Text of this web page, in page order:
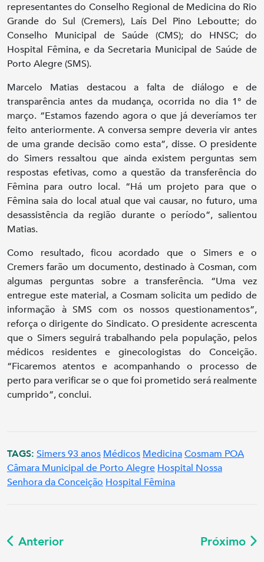
representantes do Conselho Regional de Medicina do Rio
Grande do Sul (Cremers), Laís Del Pino Leboutte; do
Conselho Municipal de Saúde (CMS); do HNSC; do
Hospital Fêmina, e da Secretaria Municipal de Saúde de
Porto Alegre (SMS).
Marcelo Matias destacou a falta de diálogo e de
transparência antes da mudança, ocorrida no dia 1° de
março. “Estamos fazendo agora o que já deveríamos ter
feito anteriormente. A conversa sempre deveria vir antes
de uma grande decisão como esta”, disse. O presidente
do Simers ressaltou que ainda existem perguntas sem
respostas efetivas, como a questão da transferência do
Fêmina para outro local. “Há um projeto para que o
Fêmina saia do local atual que vai causar, no futuro, uma
desassistência da região durante o período”, salientou
Matias.
Como resultado, ficou acordado que o Simers e o
Cremers farão um documento, destinado à Cosman, com
algumas perguntas sobre a transferência. “Uma vez
entregue este material, a Cosmam solicita um pedido de
informação à SMS com os nossos questionamentos”,
reforça o dirigente do Sindicato. O presidente acrescenta
que o Simers seguirá trabalhando pela população, pelos
médicos residentes e ginecologistas do Conceição.
“Ficaremos atentos e acompanhando o processo de
perto para verificar se o que foi prometido será realmente
cumprido”, conclui.
TAGS: Simers 93 anos Médicos MedicinaCosmam POA
Câmara Municipal de Porto Alegre Hospital Nossa
Senhora da Conceição Hospital Fêmina
Anterior Próximo